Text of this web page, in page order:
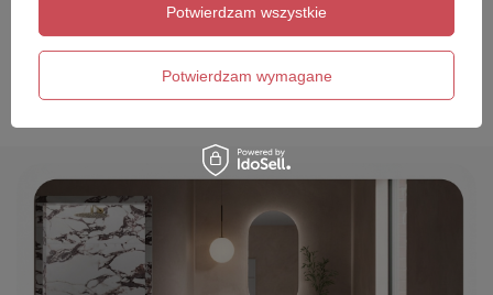
Wyślij opinię
Potwierdzam wymagane
Potwierdzam wszystkie